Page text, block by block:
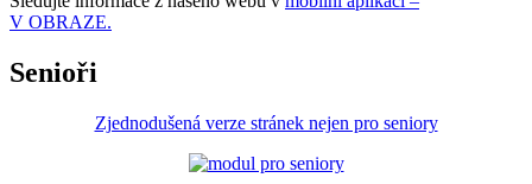
V OBRAZE.
Senioři
Zjednodušená verze stránek nejen pro seniory